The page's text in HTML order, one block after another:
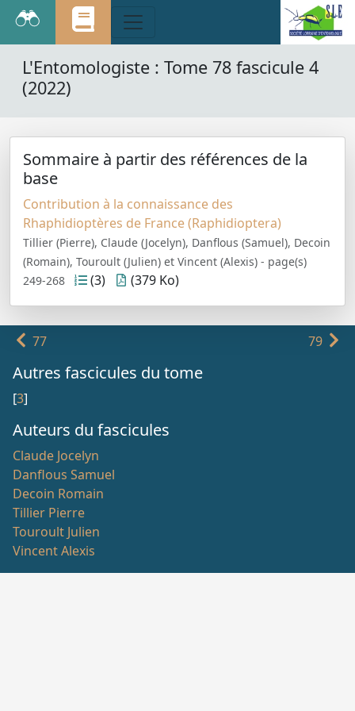
L'Entomologiste : Tome 78 fascicule 4
(2022)
Sommaire à partir des références de la
base
Contribution à la connaissance des
Rhaphidioptères de France (Raphidioptera)
Tillier (Pierre), Claude (Jocelyn), Danflous (Samuel), Decoin
(Romain), Touroult (Julien) et Vincent (Alexis) - page(s)
249-268
(3) (379 Ko)
77 79
Autres fascicules du tome
[3]
Auteurs du fascicules
Claude Jocelyn
Danflous Samuel
Decoin Romain
Tillier Pierre
Touroult Julien
Vincent Alexis